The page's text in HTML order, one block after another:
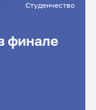
Студенчество
финале